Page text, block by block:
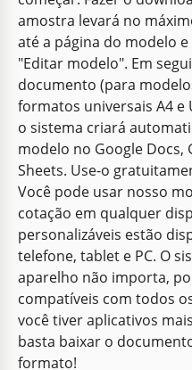
Solicitar
Google Docs
amostra levará no
até a página do modelo
"Editar modelo". Em
documento (para
formatos universais A4 e
o sistema criará
modelo no Google Docs,
Sheets. Use-o
Você pode usar nosso
cotação em qualquer
personalizáveis estão
telefone, tablet e PC. O
aparelho não importa,
compatíveis com todos
você tiver aplicativos
basta baixar o
formato!